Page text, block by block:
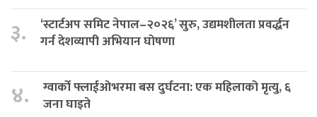
३.
‘स्टार्टअप समिट नेपाल–२०२६’ सुरु, उद्यमशीलता प्रवर्द्धन
गर्न देशव्यापी अभियान घोषणा
४.
ग्वार्को फ्लाईओभरमा बस दुर्घटना: एक महिलाको मृत्यु, ६
जना घाइते